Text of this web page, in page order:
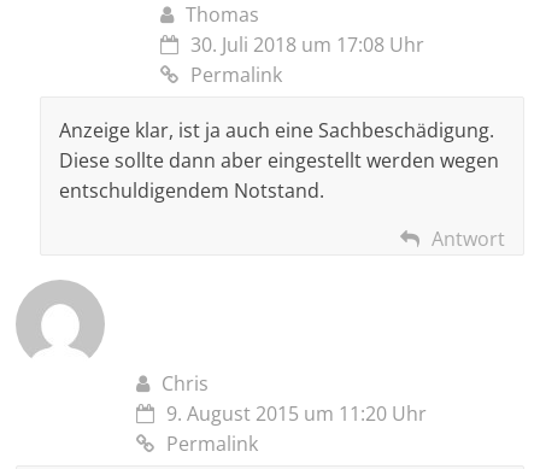
Thomas
30. Juli 2018 um 17:08 Uhr
Permalink
Anzeige klar, ist ja auch eine Sachbeschädigung.
Diese sollte dann aber eingestellt werden wegen
entschuldigendem Notstand.
Antwort
Chris
9. August 2015 um 11:20 Uhr
Permalink